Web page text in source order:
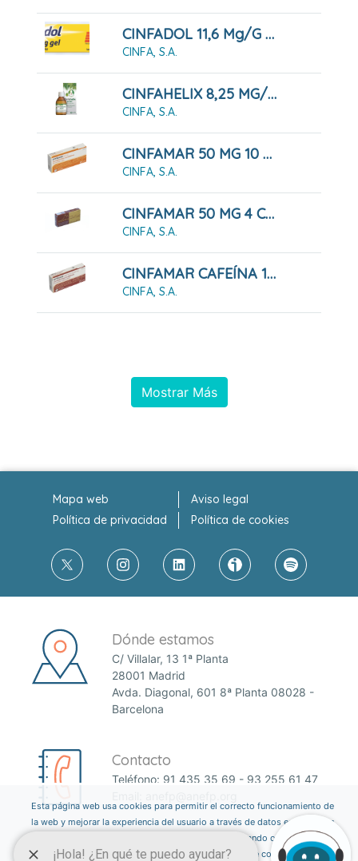
CINFADOL 11,6 Mg/g GEL,1 Tubo De 100 G
CINFA, S.A.
CINFAHELIX 8,25 MG/ML JARABE 100 ML
CINFA, S.A.
CINFAMAR 50 MG 10 COMPRIMIDOS RECUBIERTOS
CINFA, S.A.
CINFAMAR 50 MG 4 COMPRIMIDOS RECUBIERTOS
CINFA, S.A.
CINFAMAR CAFEÍNA 10 COMPRIMIDOS RECUBIERTOS
CINFA, S.A.
Mostrar Más
Mapa web
Aviso legal
Política de privacidad
Política de cookies
Dónde estamos
C/ Villalar, 13 1ª Planta
28001 Madrid
Avda. Diagonal, 601 8ª Planta 08028 -
Barcelona
Contacto
Teléfono: 91 435 35 69 - 93 255 61 47
Esta página web usa cookies para permitir el correcto funcionamiento de
la web y mejorar la experiencia del usuario a través de datos estadísticos.
Puedes informarte sobre qué cookies estamos utilizando o desactivarlas
a través del botón ajustes. Consulta nuestra política de cookiesaquí .